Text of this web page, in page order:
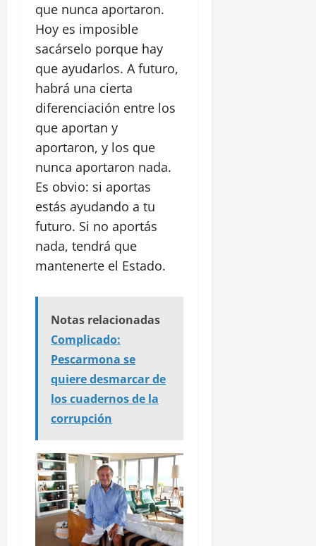
que nunca aportaron.
Hoy es imposible
sacárselo porque hay
que ayudarlos. A futuro,
habrá una cierta
diferenciación entre los
que aportan y
aportaron, y los que
nunca aportaron nada.
Es obvio: si aportas
estás ayudando a tu
futuro. Si no aportás
nada, tendrá que
mantenerte el Estado.
Notas relacionadas
Complicado:
Pescarmona se
quiere desmarcar de
los cuadernos de la
corrupción